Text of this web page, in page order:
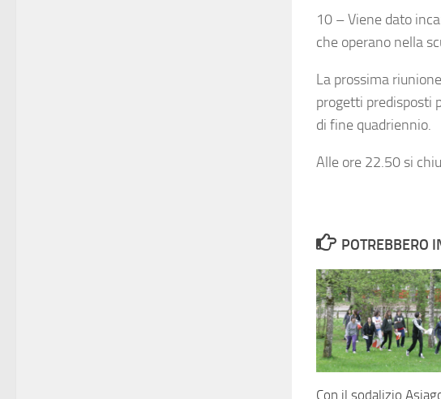
10 – Viene dato
che operano nella
La prossima
progetti predisposti
di fine quadriennio.
Alle ore 22.50 si
POTREBBERO
Con il sodalizio